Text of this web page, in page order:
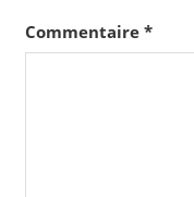
Commentaire *